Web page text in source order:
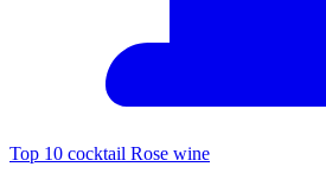
Top 10 cocktail Rose wine